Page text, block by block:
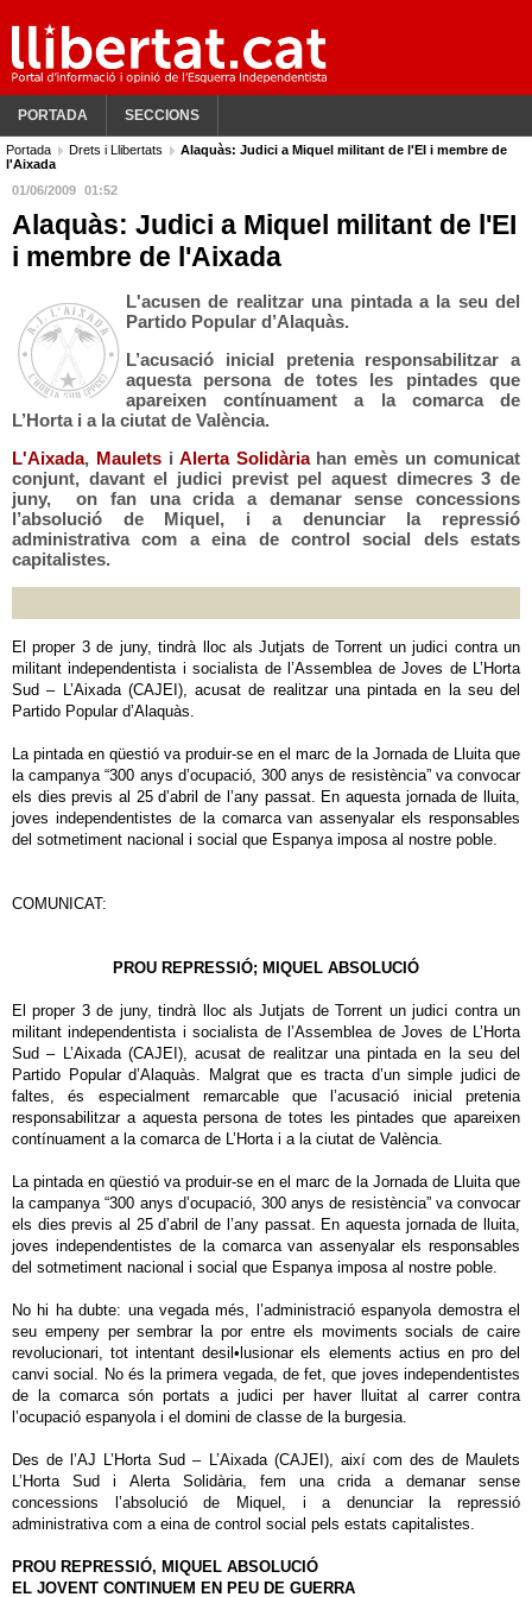
PORTADA SECCIONS
Portada Drets i Llibertats
Alaquàs: Judici a Miquel militant de l'EI i membre de
l'Aixada
01/06/2009 01:52
Alaquàs: Judici a Miquel militant de l'EI
i membre de l'Aixada
L'acusen de realitzar una pintada a la seu del
Partido Popular d’Alaquàs.
L’acusació inicial pretenia responsabilitzar a
aquesta persona de totes les pintades que
apareixen contínuament a la comarca de
L’Horta i a la ciutat de València.
L'Aixada, Mauletsi Alerta Solidàriahan emès un comunicat
conjunt, davant el judici previst pel aquest dimecres 3 de
juny, on fan una crida a demanar sense concessions
l’absolució de Miquel, i a denunciar la repressió
administrativa com a eina de control social dels estats
capitalistes.
El proper 3 de juny, tindrà lloc als Jutjats de Torrent un judici contra un
militant independentista i socialista de l’Assemblea de Joves de L’Horta
Sud – L’Aixada (CAJEI), acusat de realitzar una pintada en la seu del
Partido Popular d’Alaquàs.
La pintada en qüestió va produir-se en el marc de la Jornada de Lluita que
la campanya “300 anys d’ocupació, 300 anys de resistència” va convocar
els dies previs al 25 d’abril de l’any passat. En aquesta jornada de lluita,
joves independentistes de la comarca van assenyalar els responsables
del sotmetiment nacional i social que Espanya imposa al nostre poble.
COMUNICAT:
PROU REPRESSIÓ; MIQUEL ABSOLUCIÓ
El proper 3 de juny, tindrà lloc als Jutjats de Torrent un judici contra un
militant independentista i socialista de l’Assemblea de Joves de L’Horta
Sud – L’Aixada (CAJEI), acusat de realitzar una pintada en la seu del
Partido Popular d’Alaquàs. Malgrat que es tracta d’un simple judici de
faltes, és especialment remarcable que l’acusació inicial pretenia
responsabilitzar a aquesta persona de totes les pintades que apareixen
contínuament a la comarca de L’Horta i a la ciutat de València.
La pintada en qüestió va produir-se en el marc de la Jornada de Lluita que
la campanya “300 anys d’ocupació, 300 anys de resistència” va convocar
els dies previs al 25 d’abril de l’any passat. En aquesta jornada de lluita,
joves independentistes de la comarca van assenyalar els responsables
del sotmetiment nacional i social que Espanya imposa al nostre poble.
No hi ha dubte: una vegada més, l’administració espanyola demostra el
seu empeny per sembrar la por entre els moviments socials de caire
revolucionari, tot intentant desil•lusionar els elements actius en pro del
canvi social. No és la primera vegada, de fet, que joves independentistes
de la comarca són portats a judici per haver lluitat al carrer contra
l’ocupació espanyola i el domini de classe de la burgesia.
Des de l’AJ L’Horta Sud – L’Aixada (CAJEI), així com des de Maulets
L’Horta Sud i Alerta Solidària, fem una crida a demanar sense
concessions l’absolució de Miquel, i a denunciar la repressió
administrativa com a eina de control social pels estats capitalistes.
PROU REPRESSIÓ, MIQUEL ABSOLUCIÓ
EL JOVENT CONTINUEM EN PEU DE GUERRA